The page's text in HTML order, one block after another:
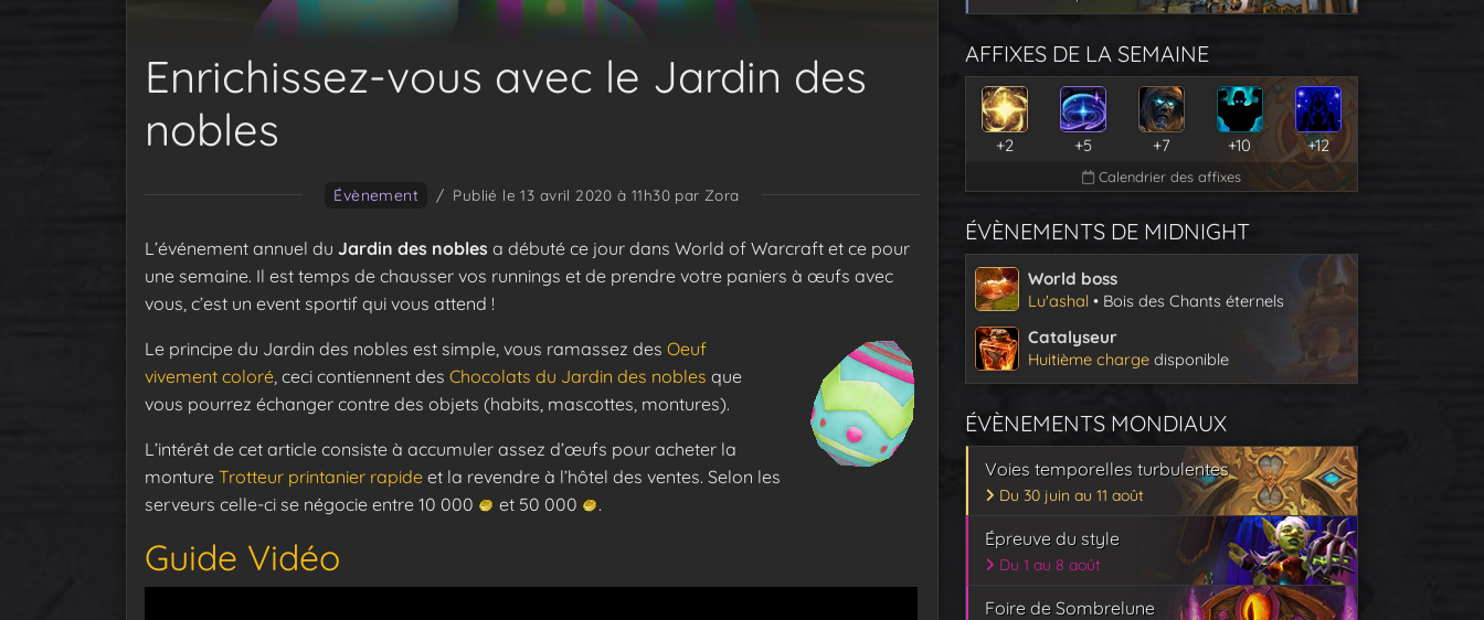
Enrichissez-vous avec le Jardin des
nobles
Évènement / Publié le 13 avril 2020 à 11h30 par Zora
L’événement annuel du Jardin des nobles a débuté ce jour dans World of Warcraft et ce pour
une semaine. Il est temps de chausser vos runnings et de prendre votre paniers à œufs avec
vous, c’est un event sportif qui vous attend !
Le principe du Jardin des nobles est simple, vous ramassez des Oeuf
vivement coloré , ceci contiennent des Chocolats du Jardin des nobles que
vous pourrez échanger contre des objets (habits, mascottes, montures).
L’intérêt de cet article consiste à accumuler assez d’œufs pour acheter la
monture Trotteur printanier rapide et la revendre à l’hôtel des ventes. Selon les
serveurs celle-ci se négocie entre 10 000
et 50 000 .
Guide Vidéo
AFFIXES DE LA SEMAINE
+2 +5 +7 +10 +12
Calendrier des affixes
ÉVÈNEMENTS DE MIDNIGHT
World boss
Lu'ashal • Bois des Chants éternels
Catalyseur
Huitième charge disponible
ÉVÈNEMENTS MONDIAUX
Voies temporelles turbulentes
Du 30 juin au 11 août
Épreuve du style
Du 1 au 8 août
Foire de Sombrelune